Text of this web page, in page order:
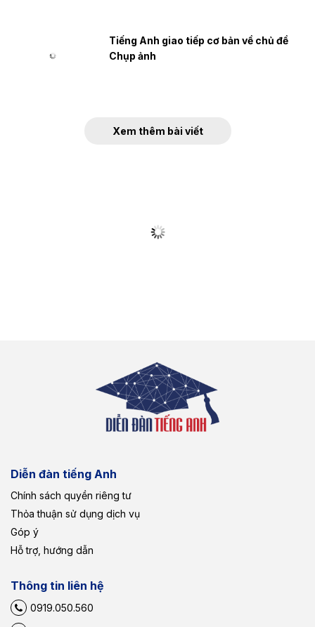
Tiếng Anh giao tiếp cơ bản về chủ đề
Chụp ảnh
Xem thêm bài viết
Diễn đàn tiếng Anh
Chính sách quyền riêng tư
Thỏa thuận sử dụng dịch vụ
Góp ý
Hỗ trợ, hướng dẫn
Thông tin liên hệ
0919.050.560